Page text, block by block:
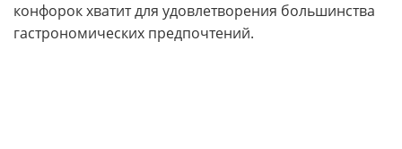
конфорок хватит для удовлетворения большинства
гастрономических предпочтений.